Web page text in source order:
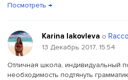
Посмотреть →
Karina Iakovleva о
13 Декабрь 2017, 15:54
Отличная школа, индивидуальный
необходимость подтянуть